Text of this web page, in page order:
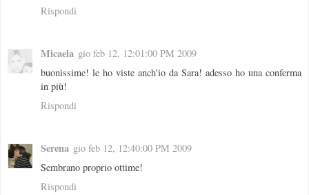
Rispondi
Micaela gio feb 12, 12:01:00 PM 2009
buonissime! le ho viste anch'io da Sara! adesso ho una conferma
in più!
Rispondi
Serena gio feb 12, 12:40:00 PM 2009
Sembrano proprio ottime!
Rispondi